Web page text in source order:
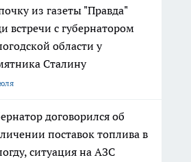
из газеты "Правда"
встречи с губернатором
области у
Сталину
договорился об
поставок топлива в
ситуация на АЗС